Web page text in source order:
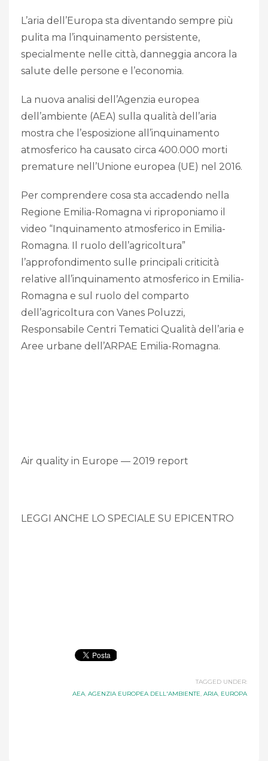
L’aria dell’Europa sta diventando sempre più
pulita ma l’inquinamento persistente,
specialmente nelle città, danneggia ancora la
salute delle persone e l’economia.
La nuova analisi dell’Agenzia europea
dell’ambiente (AEA) sulla qualità dell’aria
mostra che l’esposizione all’inquinamento
atmosferico ha causato circa 400.000 morti
premature nell’Unione europea (UE) nel 2016.
Per comprendere cosa sta accadendo nella
Regione Emilia-Romagna vi riproponiamo il
video “Inquinamento atmosferico in Emilia-
Romagna. Il ruolo dell’agricoltura”
l’approfondimento sulle principali criticità
relative all’inquinamento atmosferico in Emilia-
Romagna e sul ruolo del comparto
dell’agricoltura con Vanes Poluzzi,
Responsabile Centri Tematici Qualità dell’aria e
Aree urbane dell’ARPAE Emilia-Romagna.
Air quality in Europe — 2019 report
LEGGI ANCHE LO SPECIALE SU EPICENTRO
TAGGED UNDER:
AEA, AGENZIA EUROPEA DELL'AMBIENTE, ARIA, EUROPA